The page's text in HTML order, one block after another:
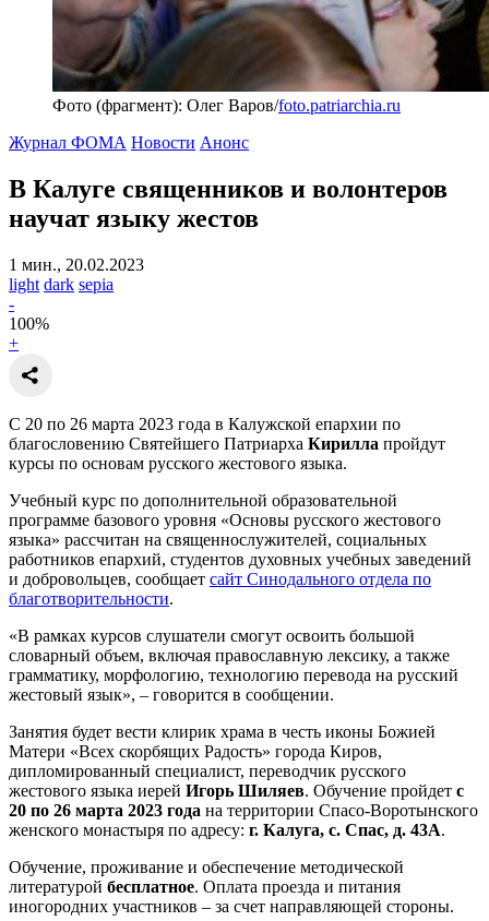
Фото (фрагмент): Олег Варов/foto.patriarchia.ru
Журнал ФОМА Новости Анонс
В Калуге священников и волонтеров
научат языку жестов
1 мин., 20.02.2023
light dark sepia
-
100%
+
С 20 по 26 марта 2023 года в Калужской епархии по
благословению Святейшего Патриарха Кирилла пройдут
курсы по основам русского жестового языка.
Учебный курс по дополнительной образовательной
программе базового уровня «Основы русского жестового
языка» рассчитан на священнослужителей, социальных
работников епархий, студентов духовных учебных заведений
и добровольцев, сообщает сайт Синодального отдела по
благотворительности.
«В рамках курсов слушатели смогут освоить большой
словарный объем, включая православную лексику, а также
грамматику, морфологию, технологию перевода на русский
жестовый язык», – говорится в сообщении.
Занятия будет вести клирик храма в честь иконы Божией
Матери «Всех скорбящих Радость» города Киров,
дипломированный специалист, переводчик русского
жестового языка иерей Игорь Шиляев. Обучение пройдет с
20 по 26 марта 2023 года на территории Спасо-Воротынского
женского монастыря по адресу: г. Калуга, с. Спас, д. 43А.
Обучение, проживание и обеспечение методической
литературой бесплатное. Оплата проезда и питания
иногородних участников – за счет направляющей стороны.